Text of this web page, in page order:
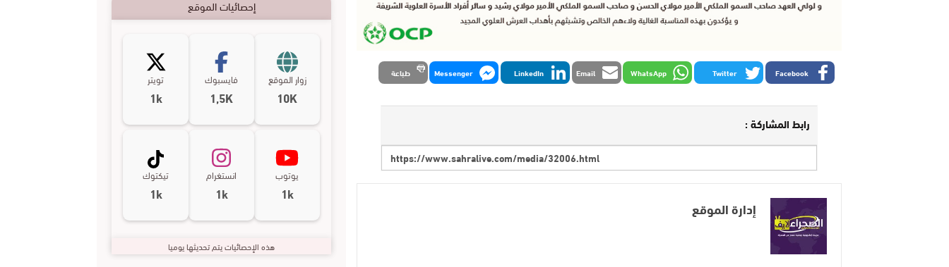
Facebook
Twitter
WhatsApp
Email
LinkedIn
Messenger طباعة
رابط المشاركة :
إدارة الموقع
إحصائيات الموقع
زوار الموقع
10K
فايسبوك
1,5K
تويتر
1k
يوتوب
1k
انستغرام
1k
تيكتوك
1k
هذه الإحصائيات يتم تحديثها يوميا